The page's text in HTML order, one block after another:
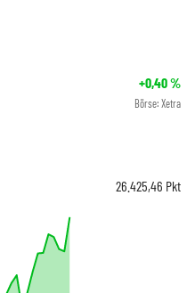
+0,40%
Börse: Xetra
26.425,46 Pkt